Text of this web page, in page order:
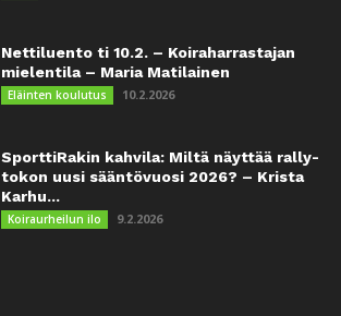
Nettiluento ti 10.2. – Koiraharrastajan
mielentila – Maria Matilainen
Eläinten koulutus 10.2.2026
SporttiRakin kahvila: Miltä näyttää rally-
tokon uusi sääntövuosi 2026? – Krista
Karhu...
Koiraurheilun ilo 9.2.2026